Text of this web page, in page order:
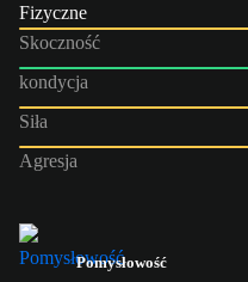
Fizyczne
Skoczność
kondycja
Siła
Agresja
Pomysłowość